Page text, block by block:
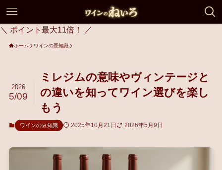
＼ ポイント最大11倍！ ／
ホーム ワインの豆知識
ミレジムの意味やヴィンテージと
の違いを知ってワイン選びを楽し
もう
2026
5/09
ワインの豆知識 2025年10月21日 2026年5月9日